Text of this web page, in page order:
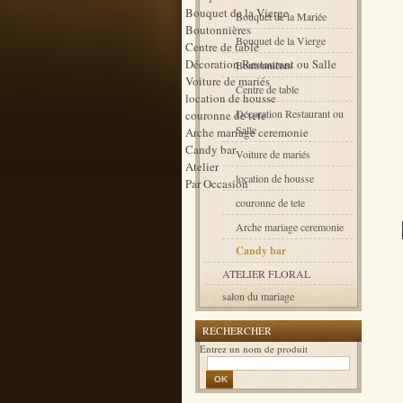
Bouquet de la Vierge
Boutonnières
Centre de table
Décoration Restaurant ou Salle
Voiture de mariés
location de housse
couronne de tete
Arche mariage ceremonie
Candy bar
Atelier
Par Occasion
Bouquet de la Mariée
Bouquet de la Vierge
Boutonnières
Centre de table
Décoration Restaurant ou
Salle
Voiture de mariés
location de housse
couronne de tete
Arche mariage ceremonie
Candy bar
ATELIER FLORAL
salon du mariage
RECHERCHER
Entrez un nom de produit